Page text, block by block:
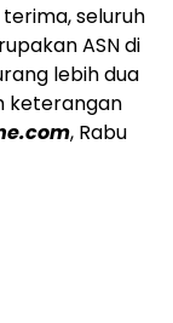
seluruh
ASN di
lebih dua
keterangan
, Rabu